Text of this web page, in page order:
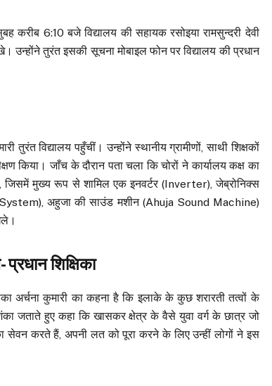
करीब 6:10 बजे विद्यालय की सहायक रसोइया रामसुन्दरी देवी
तुरंत इसकी सूचना मोबाइल फोन पर विद्यालय की प्रधान
तुरंत विद्यालय पहुँचीं। उन्होंने स्थानीय ग्रामीणों, साथी शिक्षकों
किया। जाँच के दौरान पता चला कि चोरों ने कार्यालय कक्ष का
जिसमें मुख्य रूप से शामिल एक इनवर्टर (Inverter), जेब्रोनिक्स
अहुजा की साउंड मशीन (Ahuja Sound Machine)
शिक्षिका
अर्चना कुमारी का कहना है कि इलाके के कुछ शरारती तत्वों के
जताते हुए कहा कि खासकर क्षेत्र के वैसे युवा वर्ग के छात्र जो
सेवन करते हैं, अपनी लत को पूरा करने के लिए उन्हीं लोगों ने इस